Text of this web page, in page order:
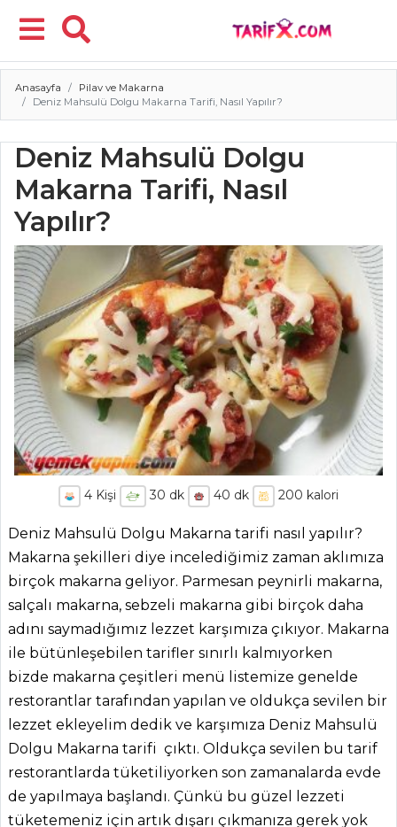
Menü
Anasayfa
Pilav ve Makarna
Deniz Mahsulü Dolgu Makarna Tarifi, Nasıl Yapılır?
Deniz Mahsulü Dolgu
Makarna Tarifi, Nasıl
Yapılır?
4 Kişi 30 dk 40 dk 200 kalori
Deniz Mahsulü Dolgu Makarna tarifi nasıl yapılır?
Makarna şekilleri diye incelediğimiz zaman aklımıza
birçok makarna geliyor. Parmesan peynirli makarna,
salçalı makarna, sebzeli makarna gibi birçok daha
adını saymadığımız lezzet karşımıza çıkıyor. Makarna
ile bütünleşebilen tarifler sınırlı kalmıyorken
bizde makarna çeşitleri menü listemize genelde
restorantlar tarafından yapılan ve oldukça sevilen bir
lezzet ekleyelim dedik ve karşımıza Deniz Mahsulü
Dolgu Makarna tarifi çıktı. Oldukça sevilen bu tarif
restorantlarda tüketiliyorken son zamanalarda evde
de yapılmaya başlandı. Çünkü bu güzel lezzeti
tüketemeniz için artık dışarı çıkmanıza gerek yok